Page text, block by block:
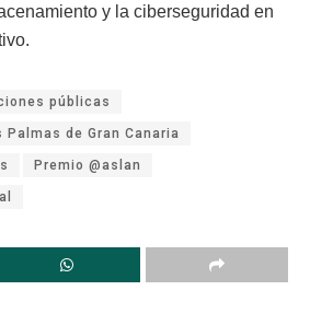
y la ciberseguridad en
públicas
de Gran Canaria
Premio @aslan